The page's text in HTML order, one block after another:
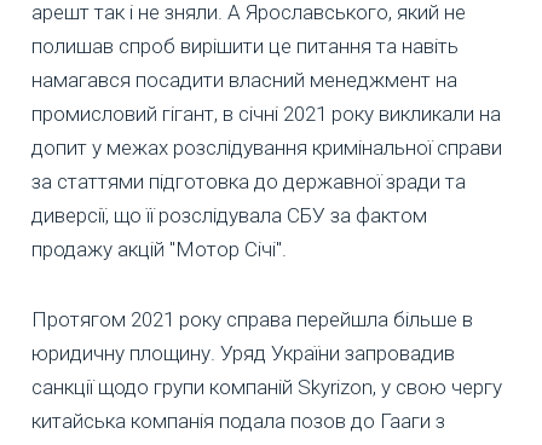
арешт так і не зняли. А Ярославського, який не
полишав спроб вирішити це питання та навіть
намагався посадити власний менеджмент на
промисловий гігант, в січні 2021 року викликали на
допит у межах розслідування кримінальної справи
за статтями підготовка до державної зради та
диверсії, що її розслідувала СБУ за фактом
продажу акцій "Мотор Січі".
Протягом 2021 року справа перейшла більше в
юридичну площину. Уряд України запровадив
санкції щодо групи компаній Skyrizon, у свою чергу
китайська компанія подала позов до Гааги з